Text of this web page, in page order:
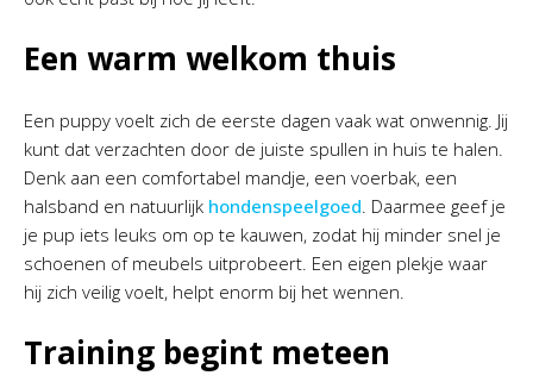
Een warm welkom thuis
Een puppy voelt zich de eerste dagen vaak wat onwennig. Jij
kunt dat verzachten door de juiste spullen in huis te halen.
Denk aan een comfortabel mandje, een voerbak, een
halsband en natuurlijk hondenspeelgoed. Daarmee geef je
je pup iets leuks om op te kauwen, zodat hij minder snel je
schoenen of meubels uitprobeert. Een eigen plekje waar
hij zich veilig voelt, helpt enorm bij het wennen.
Training begint meteen